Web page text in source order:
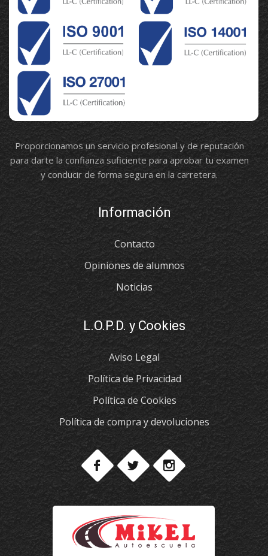
Proporcionamos un servicio profesional y de reputación
para darte la confianza suficiente para aprobar tu examen
y conducir de forma segura en la carretera.
Información
Contacto
Opiniones de alumnos
Noticias
L.O.P.D. y Cookies
Aviso Legal
Política de Privacidad
Política de Cookies
Política de compra y devoluciones